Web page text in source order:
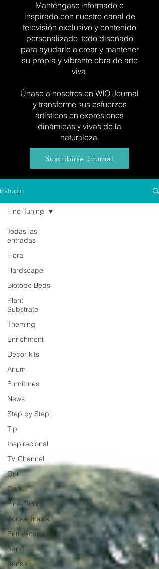
Manténgase informado e
inspirado con nuestro canal de
televisión exclusivo y contenido
personalizado, todo diseñado
para ayudarle a crear y mantener
su propia y vibrante obra de arte
viva.
Únase a nosotros en WIO Journal
y transforme sus esfuerzos
artísticos en expresiones
dinámicas y vivas de la
naturaleza.
Suscribirse Journal
Estudio
Todas las
entradas
Flora
Hardscape
Biotope Beds
Plant
Substrate
Theming
Enrichment
Decor kits
Arium
Furnitures
News
Step by Step
Tip
Inspiracional
TV Channel
Our
Cork
Fine-Tuning
Bonsai Insula
Petitescape
Sand
Bonsai
Fine-Tuning